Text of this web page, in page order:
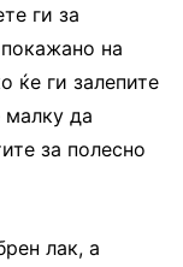
ги за
на
ќе ги залепите
малку да
за полесно
лак, а